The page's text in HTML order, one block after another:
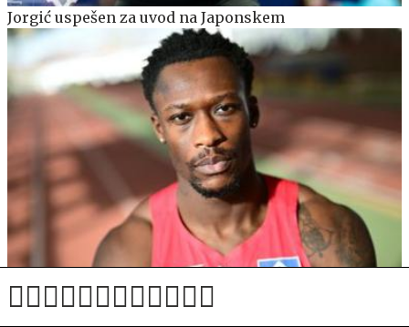
Jorgić uspešen za uvod na Japonskem